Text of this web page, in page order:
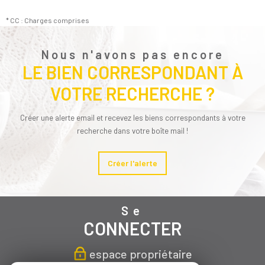
* CC : Charges comprises
Nous n'avons pas encore
LE BIEN CORRESPONDANT À
VOTRE RECHERCHE ?
Créer une alerte email et recevez les biens correspondants à votre
recherche dans votre boîte mail !
Créer l'alerte
Se
CONNECTER
espace propriétaire